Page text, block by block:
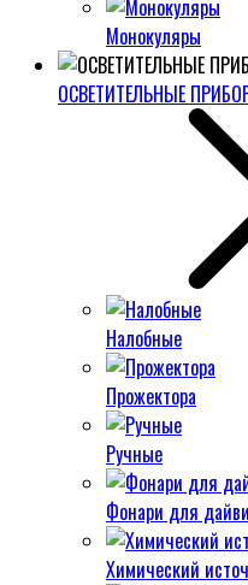
Монокуляры
ОСВЕТИТЕЛЬНЫЕ
Налобные
Прожектора
Ручные
Фонари для
Химический